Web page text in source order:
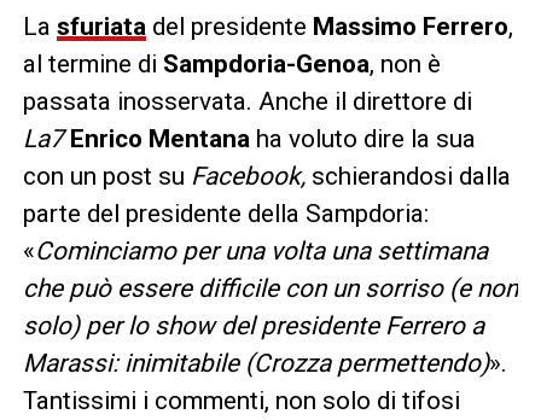
La sfuriata del presidente Massimo Ferrero,
al termine di Sampdoria-Genoa, non è
passata inosservata. Anche il direttore di
La7 Enrico Mentana ha voluto dire la sua
con un post su Facebook, schierandosi dalla
parte del presidente della Sampdoria:
«Cominciamo per una volta una settimana
che può essere difficile con un sorriso (e non
solo) per lo show del presidente Ferrero a
Marassi: inimitabile (Crozza permettendo)».
Tantissimi i commenti, non solo di tifosi